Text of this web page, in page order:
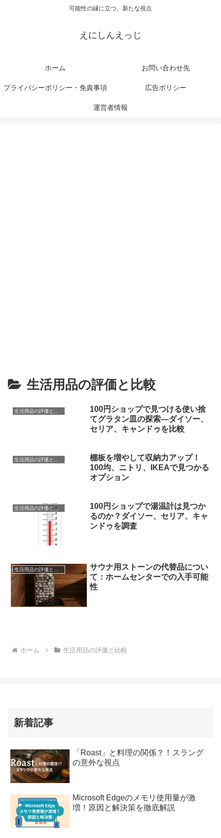
可能性の縁に立つ、新たな視点
えにしんえっじ
ホーム お問い合わせ先
プライバシーポリシー・免責事項 広告ポリシー
運営者情報
生活用品の評価と比較
100円ショップで見つける使い捨
てグラタン皿の探索―ダイソー、
セリア、キャンドゥを比較
棚板を増やして収納力アップ！
100均、ニトリ、IKEAで見つかる
オプション
生活用品の評価と比較
100円ショップで湯温計は見つか
るのか？ダイソー、セリア、キャ
ンドゥを調査
サウナ用ストーンの代替品につい
て：ホームセンターでの入手可能
性
ホーム 生活用品の評価と比較
新着記事
「Roast」と料理の関係？！スラング
の意外な視点
Microsoft Edgeのメモリ使用量が激
増！原因と解決策を徹底解説